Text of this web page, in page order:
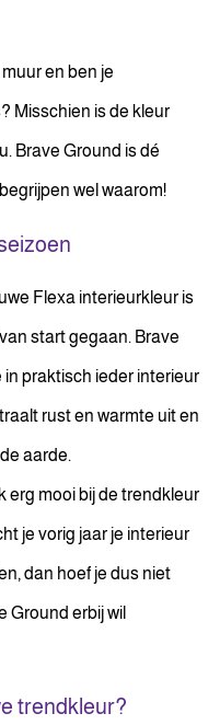
en ben je
Misschien is de kleur
Brave Ground is dé
wel waarom!
Flexa interieurkleur is
start gegaan. Brave
praktisch ieder interieur
rust en warmte uit en
aarde.
erg mooi bij de trendkleur
je vorig jaar je interieur
dan hoef je dus niet
Ground erbij wil
trendkleur?